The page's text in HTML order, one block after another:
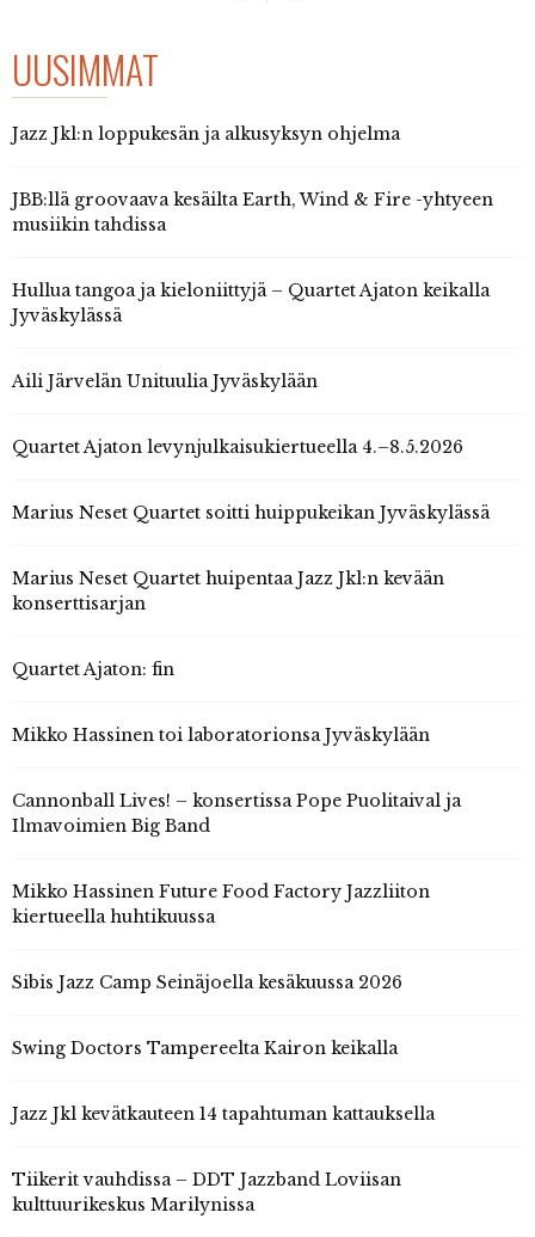
UUSIMMAT
Jazz Jkl:n loppukesän ja alkusyksyn ohjelma
JBB:llä groovaava kesäilta Earth, Wind & Fire -yhtyeen
musiikin tahdissa
Hullua tangoa ja kieloniittyjä – Quartet Ajaton keikalla
Jyväskylässä
Aili Järvelän Unituulia Jyväskylään
Quartet Ajaton levynjulkaisukiertueella 4.–8.5.2026
Marius Neset Quartet soitti huippukeikan Jyväskylässä
Marius Neset Quartet huipentaa Jazz Jkl:n kevään
konserttisarjan
Quartet Ajaton: fin
Mikko Hassinen toi laboratorionsa Jyväskylään
Cannonball Lives! – konsertissa Pope Puolitaival ja
Ilmavoimien Big Band
Mikko Hassinen Future Food Factory Jazzliiton
kiertueella huhtikuussa
Sibis Jazz Camp Seinäjoella kesäkuussa 2026
Swing Doctors Tampereelta Kairon keikalla
Jazz Jkl kevätkauteen 14 tapahtuman kattauksella
Tiikerit vauhdissa – DDT Jazzband Loviisan
kulttuurikeskus Marilynissa